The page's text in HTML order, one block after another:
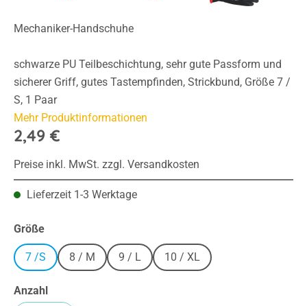
Mechaniker-Handschuhe
schwarze PU Teilbeschichtung, sehr gute Passform und
sicherer Griff, gutes Tastempfinden, Strickbund, Größe 7 /
S, 1 Paar
Mehr Produktinformationen
2,49 €
Preise inkl. MwSt. zzgl. Versandkosten
Lieferzeit 1-3 Werktage
Größeauswählen
7 /S 8 / M 9 / L 10 / XL
Anzahl